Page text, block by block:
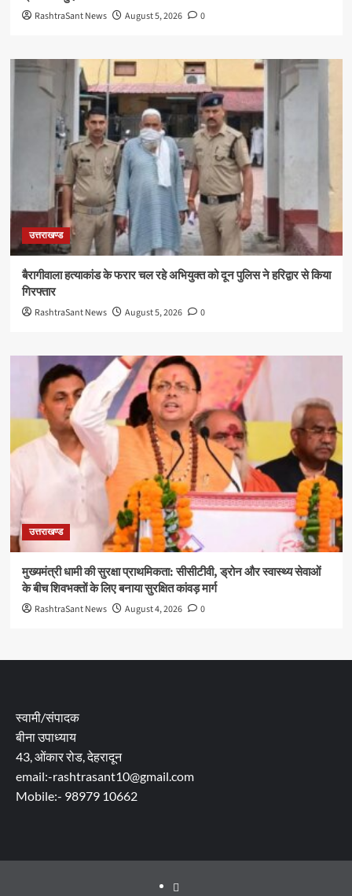
RashtraSant News August 5, 2026 0
उत्तराखण्ड
बैरागीवाला हत्याकांड के फरार चल रहे अभियुक्त को दून पुलिस ने हरिद्वार से किया
गिरफ्तार
RashtraSant News August 5, 2026 0
उत्तराखण्ड
मुख्यमंत्री धामी की सुरक्षा प्राथमिकता: सीसीटीवी, ड्रोन और स्वास्थ्य सेवाओं
के बीच शिवभक्तों के लिए बनाया सुरक्षित कांवड़ मार्ग
RashtraSant News August 4, 2026 0
स्वामी/संपादक
बीना उपाध्याय
43, ओंकार रोड, देहरादून
email:-rashtrasant10@gmail.com
Mobile:- 98979 10662
About